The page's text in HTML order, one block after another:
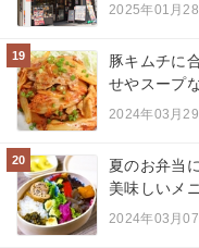
2025年01月28
19
豚キムチに
せやスープ
2024年03月29
20
夏のお弁当
美味しいメ
2024年03月07